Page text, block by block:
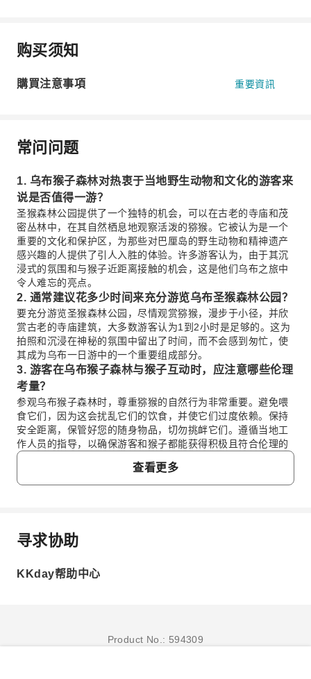
购买须知
購買注意事項 重要資訊
常问问题
1. 乌布猴子森林对热衷于当地野生动物和文化的游客来
说是否值得一游？
圣猴森林公园提供了一个独特的机会，可以在古老的寺庙和茂
密丛林中，在其自然栖息地观察活泼的猕猴。它被认为是一个
重要的文化和保护区，为那些对巴厘岛的野生动物和精神遗产
感兴趣的人提供了引人入胜的体验。许多游客认为，由于其沉
浸式的氛围和与猴子近距离接触的机会，这是他们乌布之旅中
令人难忘的亮点。
2. 通常建议花多少时间来充分游览乌布圣猴森林公园？
要充分游览圣猴森林公园，尽情观赏猕猴，漫步于小径，并欣
赏古老的寺庙建筑，大多数游客认为1到2小时是足够的。这为
拍照和沉浸在神秘的氛围中留出了时间，而不会感到匆忙，使
其成为乌布一日游中的一个重要组成部分。
3. 游客在乌布猴子森林与猴子互动时，应注意哪些伦理
考量？
参观乌布猴子森林时，尊重猕猴的自然行为非常重要。避免喂
食它们，因为这会扰乱它们的饮食，并使它们过度依赖。保持
安全距离，保管好您的随身物品，切勿挑衅它们。遵循当地工
作人员的指导，以确保游客和猴子都能获得积极且符合伦理的
体验，优先考虑它们的福祉。
4. 进入乌布猴子森林的典型门票费用是多少？
进入乌布猴子森林需要支付门票费用，这有助于公园的维护和
无忧的体验，无需额外支付现场费用。
5. 除了猴子森林，一次充实的乌布一日游通常还包括哪
除了猴子森林，充实的乌布一日游通常还包括参观古老的戈阿
6. 在一日游中，游客如何才能最方便地往返德格拉朗梯
查看更多
常问问题
1. 乌布猴子森林对热衷于当地野生动物和文化的游
为是一个重要的文化和保护区，为那些对巴厘岛的野生动
寻求协助
KKday帮助中心
Product No.: 594309